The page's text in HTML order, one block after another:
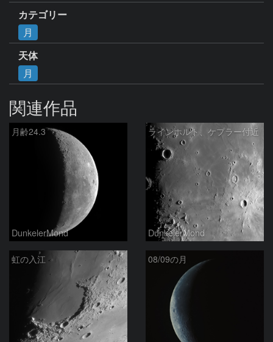
カテゴリー
月
天体
月
関連作品
月齢24.3
DunkelerMond
ラインホルト、ケプラー付近
DunkelerMond
虹の入江 08/09の月